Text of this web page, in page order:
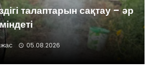
талаптарын сақтау – әр
05.08.2026